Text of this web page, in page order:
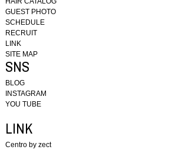
GUEST PHOTO
SCHEDULE
RECRUIT
LINK
SITE MAP
SNS
BLOG
INSTAGRAM
YOU TUBE
LINK
Centro by zect